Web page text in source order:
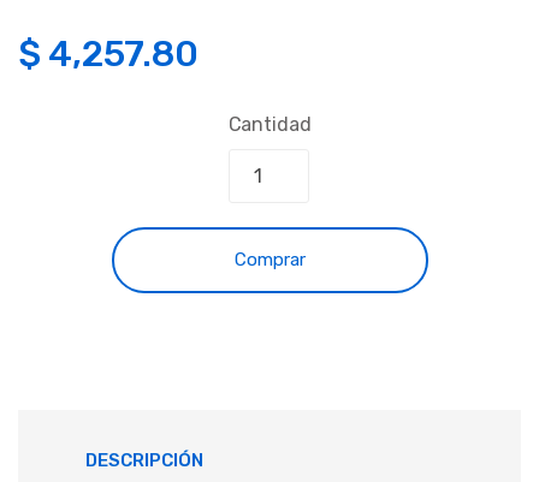
$ 4,257.80
Cantidad
Comprar
DESCRIPCIÓN